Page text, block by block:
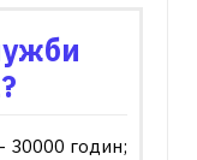
30000 годин;